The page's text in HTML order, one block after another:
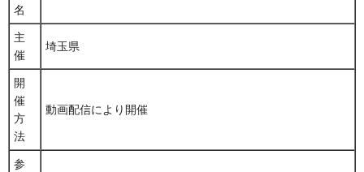
名
主
催
埼玉県
開
催
方
法
動画配信により開催
参